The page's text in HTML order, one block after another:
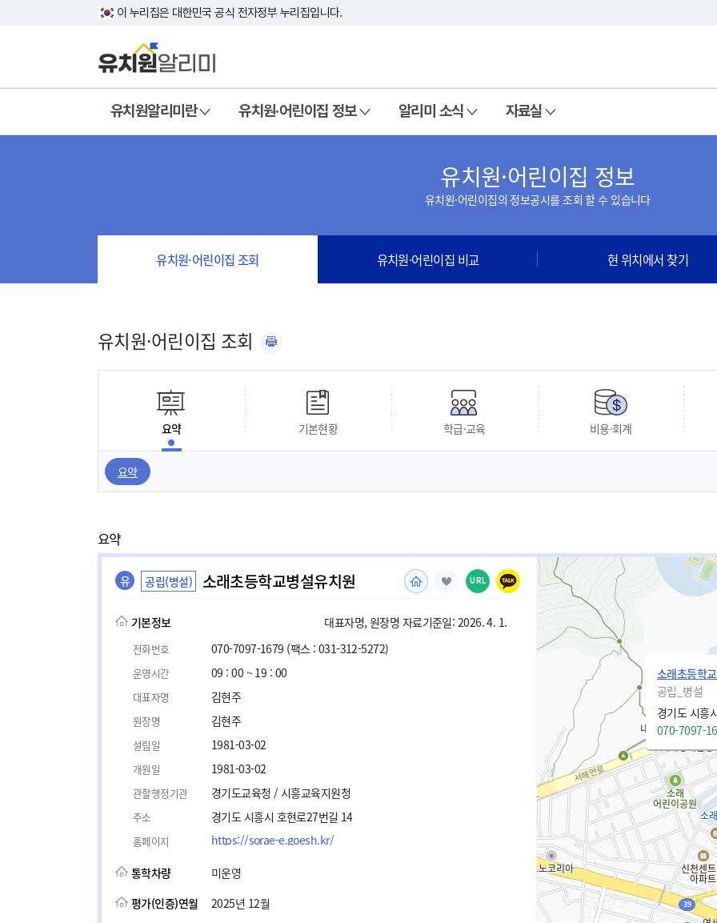
이 누리집은 대한민국 공식 전자정부 누리집입니다.
유치원알리미란 유치원·어린이집 정보 알리미 소식 자료실
유치원·어린이집 정보
유치원·어린이집의 정보공시를 조회 할 수 있습니다
유치원·어린이집 조회 유치원·어린이집 비교 현 위치에서 찾기
유치원·어린이집 조회
요약 기본현황 학급·교육 비용·회계
요약
요약
유 공립(병설) 소래초등학교병설유치원 URL
기본정보 대표자명, 원장명 자료기준일: 2026. 4. 1.
전화번호 070-7097-1679 (팩스 : 031-312-5272)
운영시간 09 : 00 ~ 19 : 00
대표자명 김현주
원장명 김현주
설립일 1981-03-02
개원일 1981-03-02
관할행정기관 경기도교육청 / 시흥교육지원청
주소 경기도 시흥시 호현로27번길 14
홈페이지 https://sorae-e.goesh.kr/
통학차량
미운영
평가(인증)연월
2025년 12월
소래초등학
공립_병설
경기도 시흥
070-7097-